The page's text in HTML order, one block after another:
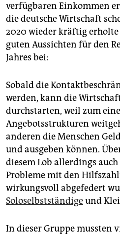
verfügbaren Einkommen
die deutsche Wirtschaft
2020 wieder kräftig
guten Aussichten für den
Jahres bei:
Sobald die
werden, kann die
durchstarten, weil zum
Angebotsstrukturen
anderen die Menschen
und ausgeben können.
diesem Lob allerdings
Probleme mit den
wirkungsvoll abgefedert
Soloselbstständigeund
In dieser Gruppe mussten